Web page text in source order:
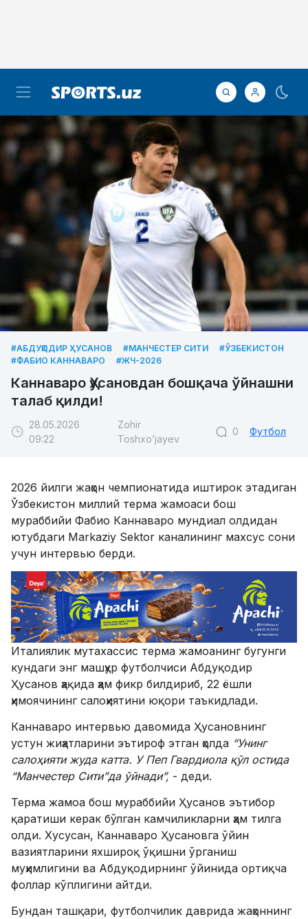
#АБДУҚОДИР ҲУСАНОВ #МАНЧЕСТЕР СИТИ
#ЎЗБЕКИСТОН
#ФАБИО КАННАВАРО
#ЖЧ-2026
Каннаваро Ҳусановдан бошқача ўйнашни
талаб қилди!
28.05.2026
09:22
Zohir
Toshxo’jayev
0 Футбол
2026 йилги жаҳон чемпионатида иштирок этадиган
Ўзбекистон миллий терма жамоаси бош
мураббийи Фабио Каннаваро мундиал олдидан
ютубдаги Markaziy Sektor каналининг махсус сони
учун интервью берди.
Италиялик мутахассис терма жамоанинг бугунги
кундаги энг машҳур футболчиси Абдуқодир
Ҳусанов ҳақида ҳам фикр билдириб, 22 ёшли
ҳимоячининг салоҳиятини юқори таъкидлади.
Каннаваро интервью давомида Ҳусановнинг
устун жиҳатларини эътироф этган ҳолда “Унинг
салоҳияти жуда катта. У Пеп Гвардиола қўл остида
“Манчестер Сити”да ўйнади”, - деди.
Терма жамоа бош мураббийи Ҳусанов эътибор
қаратиши керак бўлган камчиликларни ҳам тилга
олди. Хусусан, Каннаваро Ҳусановга ўйин
вазиятларини яхшироқ ўқишни ўрганиш
муҳимлигини ва Абдуқодирнинг ўйинида ортиқча
фоллар кўплигини айтди.
Бундан ташқари, футболчилик даврида жаҳоннинг